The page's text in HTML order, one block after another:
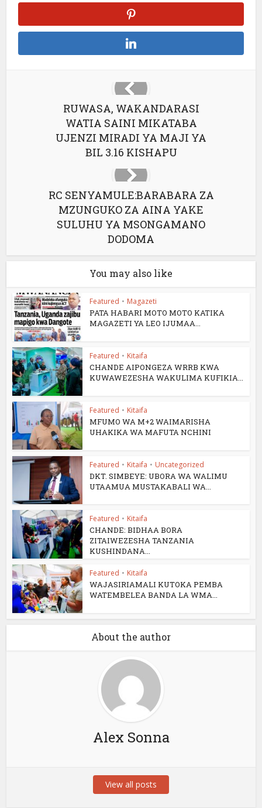
RUWASA, WAKANDARASI
WATIA SAINI MIKATABA
UJENZI MIRADI YA MAJI YA
BIL 3.16 KISHAPU
RC SENYAMULE:BARABARA ZA
MZUNGUKO ZA AINA YAKE
SULUHU YA MSONGAMANO
DODOMA
You may also like
Featured • Magazeti
PATA HABARI MOTO MOTO KATIKA
MAGAZETI YA LEO IJUMAA...
Featured • Kitaifa
CHANDE AIPONGEZA WRRB KWA
KUWAWEZESHA WAKULIMA KUFIKIA...
Featured • Kitaifa
MFUMO WA M+2 WAIMARISHA
UHAKIKA WA MAFUTA NCHINI
Featured • Kitaifa • Uncategorized
DKT. SIMBEYE: UBORA WA WALIMU
UTAAMUA MUSTAKABALI WA...
Featured • Kitaifa
CHANDE: BIDHAA BORA
ZITAIWEZESHA TANZANIA
KUSHINDANA...
Featured • Kitaifa
WAJASIRIAMALI KUTOKA PEMBA
WATEMBELEA BANDA LA WMA...
About the author
Alex Sonna
View all posts